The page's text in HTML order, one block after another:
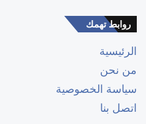
روابط تهمك
الرئيسية
من نحن
سياسة الخصوصية
اتصل بنا